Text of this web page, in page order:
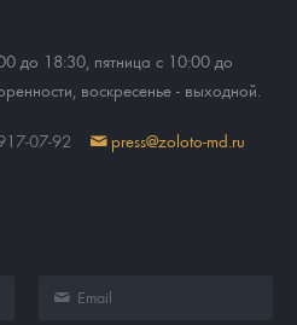
до 18:30, пятница с 10:00 до
воскресенье - выходной.
07-92 press@zoloto-md.ru